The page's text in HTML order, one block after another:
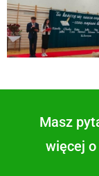
Masz
więcej o